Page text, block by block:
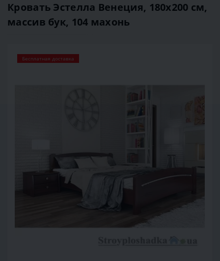
Кровать Эстелла Венеция, 180х200 см,
массив бук, 104 махонь
Бесплатная доставка